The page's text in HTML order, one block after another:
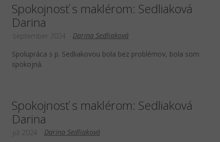
Spokojnosť s maklérom: Sedliaková
Darina
Darina Sedliaková
september 2024
Spolupráca s p. Sedliakovou bola bez problémov, bola som
spokojná.
Spokojnosť s maklérom: Sedliaková
Darina
Darina Sedliaková
júl 2024